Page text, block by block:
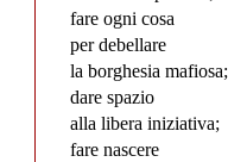
fare ogni cosa
per debellare
la borghesia mafiosa;
dare spazio
alla libera iniziativa;
fare nascere